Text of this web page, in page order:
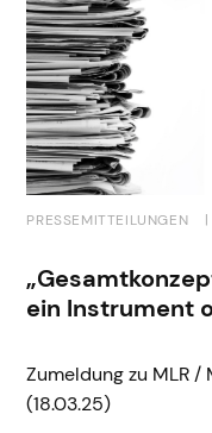
PRESSEMITTEILUNGEN
ein Instrument
Zumeldung zu MLR
(18.03.25)